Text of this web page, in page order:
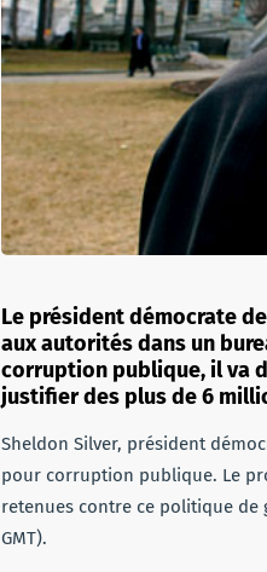
Le président démocrate de
aux autorités dans un
corruption publique, il va
justifier des plus de 6
Sheldon Silver, président
pour corruption publique. Le
retenues contre ce politique de
GMT).